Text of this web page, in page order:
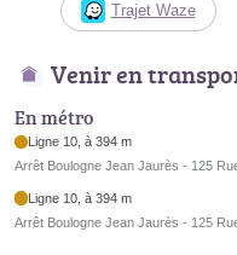
Trajet Waze
Venir en
En métro
Ligne 10, à 394 m
Arrêt Boulogne Jean Jaurès - 125
Ligne 10, à 394 m
Arrêt Boulogne Jean Jaurès - 125